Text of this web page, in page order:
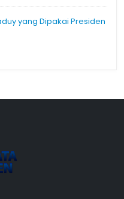
yang Dipakai Presiden